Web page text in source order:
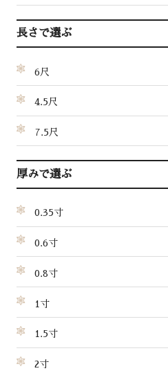
長さで選ぶ
6尺
4.5尺
7.5尺
厚みで選ぶ
0.35寸
0.6寸
0.8寸
1寸
1.5寸
2寸